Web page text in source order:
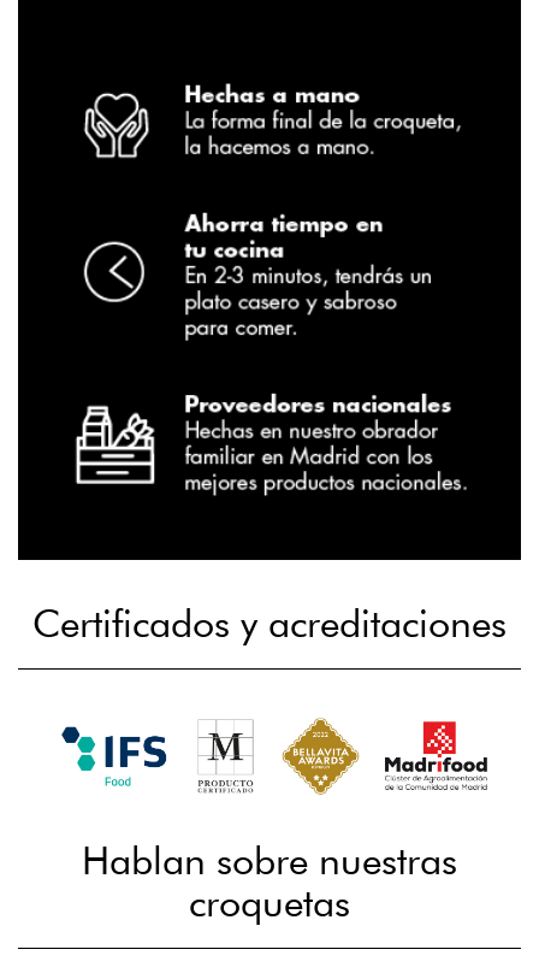
Certificados y acreditaciones
Hablan sobre nuestras
croquetas